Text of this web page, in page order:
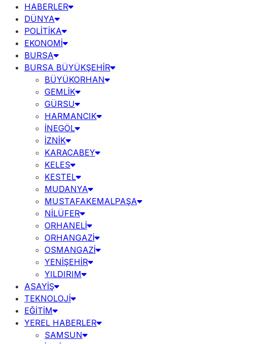
HABERLER
DÜNYA
POLİTİKA
EKONOMİ
BURSA
BURSA BÜYÜKŞEHİR
BÜYÜKORHAN
GEMLİK
GÜRSU
HARMANCIK
İNEGÖL
İZNİK
KARACABEY
KELES
KESTEL
MUDANYA
MUSTAFAKEMALPAŞA
NİLÜFER
ORHANELİ
ORHANGAZİ
OSMANGAZİ
YENİŞEHİR
YILDIRIM
ASAYİŞ
TEKNOLOJİ
EĞİTİM
YEREL HABERLER
SAMSUN